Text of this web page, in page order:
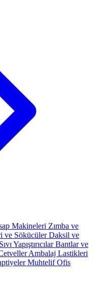
Makineleri Zımba ve
ve SökücülerDaksil ve
YapıştırıcılarBantlar ve
Ambalaj Lastikleri
Muhtelif Ofis